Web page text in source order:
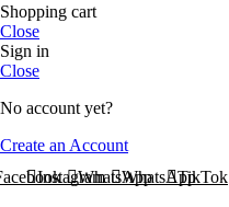
Shopping cart
Close
Sign in
Close
No account yet?
Create an Account
InstagramWhatsAppWhatsAppTikTok